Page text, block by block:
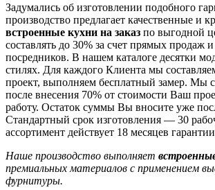
Задумались об изготовлении подобного
производство предлагает качественные и
встроенные кухни на заказ по выгодной
составлять до 30% за счет прямых продаж
посредников. В нашем каталоге десятки
стилях. Для каждого Клиента мы
проект, выполняем бесплатный замер. Мы
после внесения 70% от стоимости Ваш
работу. Остаток суммы Вы вносите уже
Стандартный срок изготовления — 30
ассортимент действует 18 месяцев
Наше производство выполняет
премиальных материалов с применением
фурнитуры.